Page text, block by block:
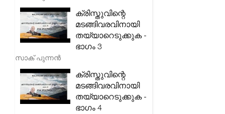
ക്രിസ്തുവിന്റെ
മടങ്ങിവരവിനായി
തയ്യാറെടുക്കുക -
ഭാഗം 3
സാക് പുന്നൻ
ക്രിസ്തുവിന്റെ
മടങ്ങിവരവിനായി
തയ്യാറെടുക്കുക -
ഭാഗം 4